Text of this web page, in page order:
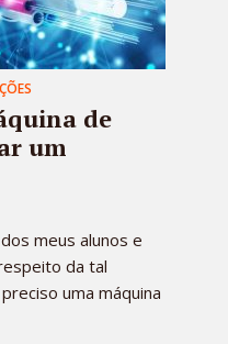
de
um
meus alunos e
da tal
uma máquina